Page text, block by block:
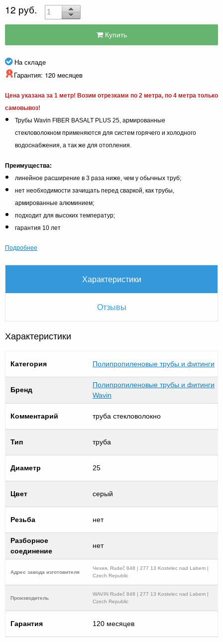
12 руб.
Купить
На складе
Гарантия: 120 месяцев
Цена указана за 1 метр! Возим отрезками по 2 метра, по 4 метра только
самовывоз!
Трубы Wavin FIBER BASALT PLUS 25, армированные
стекловолокном применяются для систем горячего и холодного
водоснабжения, а так же для отопления.
Преимущества:
линейное расширение в 3 раза ниже, чем у обычных труб;
нет необходимости зачищать перед сваркой, как трубы,
армированные алюминием;
подходит для высоких температур;
гарантия 10 лет
Подробнее
Характеристики
Отзывы
Характеристики
Категория Полипропиленовые трубы и фитинги
Бренд
Полипропиленовые трубы и фитинги
Wavin
Комментарий труба стекловолокно
Тип труба
Диаметр 25
Цвет серый
Резьба нет
Разборное
соединение
нет
Адрес завода изготовителя
Чехия, Rudeč 848 | 277 13 Kostelec nad Labem |
Czech Republic
Производитель
WAVIN Rudeč 848 | 277 13 Kostelec nad Labem |
Czech Republic
Гарантия 120 месяцев